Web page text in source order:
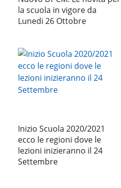
la scuola in vigore da
Lunedi 26 Ottobre
Inizio Scuola 2020/2021
ecco le regioni dove le
lezioni inizieranno il 24
Settembre